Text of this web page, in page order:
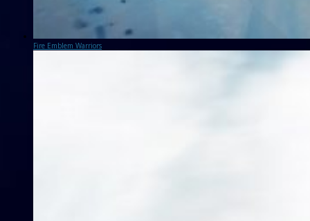
Fire Emblem Warriors